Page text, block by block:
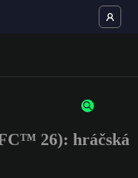
or numbers
26): hráčská